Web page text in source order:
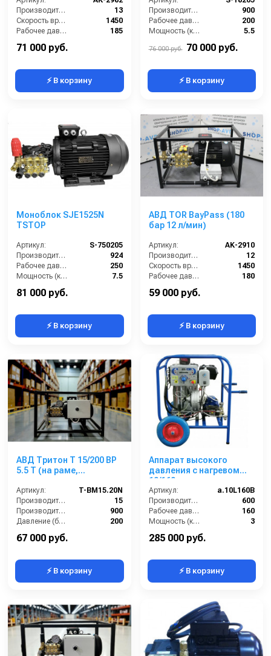
Производительность (л/мин):
13
Скорость вращения (об/мин):
1450
Рабочее давление (бар):
185
Мощность (кВт):
71 000 руб.
⚡ В корзину
Производительность (л/ч):
900
Рабочее давление (бар):
200
Мощность (кВт):
5.5
76 000 руб. 70 000 руб.
⚡ В корзину
Моноблок SJE1525N
TSTOP
Артикул:
S-750205
Производительность (л/ч):
924
Рабочее давление (бар):
250
Мощность (кВт):
7.5
Электропитание (В):
81 000 руб.
⚡ В корзину
АВД TOR BayPass (180
бар 12 л/мин)
Артикул:
AK-2910
Производительность (л/мин):
12
Скорость вращения (об/мин):
1450
Рабочее давление (бар):
180
Мощность (кВт):
59 000 руб.
⚡ В корзину
АВД Тритон T 15/200 ВР
5.5 T (на раме,
теплозащитой)
Артикул:
T-BM15.20N
Производительность (л/мин):
15
Производительность (л/ч):
900
Давление (бар):
200
Напряжение (В):
67 000 руб.
⚡ В корзину
Аппарат высокого
давления с нагревом
10/160
Артикул:
a.10L160B
Производительность (л/ч):
600
Рабочее давление (бар):
160
Мощность (кВт):
3
285 000 руб.
⚡ В корзину